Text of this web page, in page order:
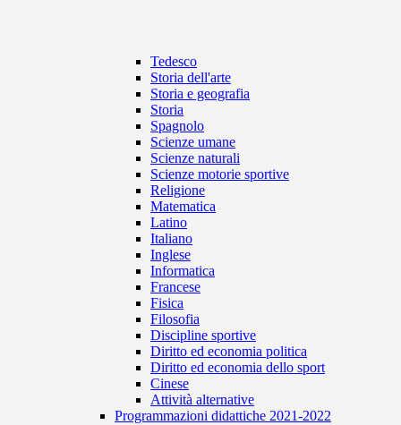
Tedesco
Storia dell'arte
Storia e geografia
Storia
Spagnolo
Scienze umane
Scienze naturali
Scienze motorie sportive
Religione
Matematica
Latino
Italiano
Inglese
Informatica
Francese
Fisica
Filosofia
Discipline sportive
Diritto ed economia politica
Diritto ed economia dello sport
Cinese
Attività alternative
Programmazioni didattiche 2021-2022